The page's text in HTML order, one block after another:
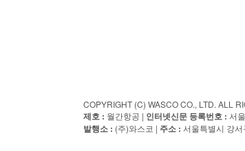
COPYRIGHT (C) WASCO CO., LTD. ALL
제호 : 월간항공 | 인터넷신문 등록번호 : 서
발행소 : (주)와스코 | 주소 : 서울특별시 강